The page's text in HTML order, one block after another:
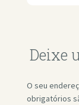
Deixe
O seu
obrigatórios